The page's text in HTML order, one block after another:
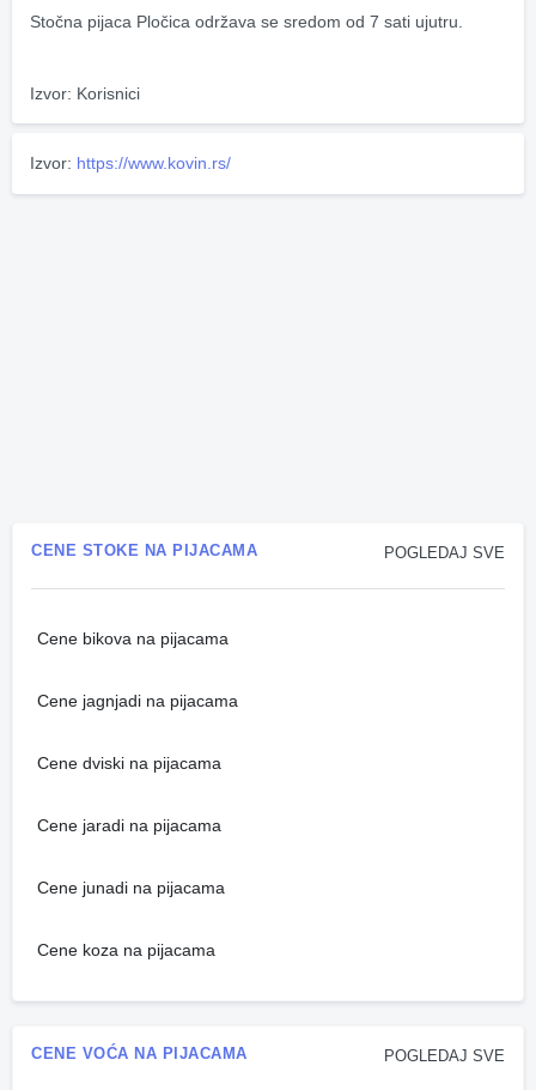
Stočna pijaca Pločica održava se sredom od 7 sati ujutru.
Izvor: Korisnici
Izvor: https://www.kovin.rs/
POGLEDAJ SVE
CENE STOKE NA PIJACAMA
Cene bikova na pijacama
Cene jagnjadi na pijacama
Cene dviski na pijacama
Cene jaradi na pijacama
Cene junadi na pijacama
Cene koza na pijacama
POGLEDAJ SVE
CENE VOĆA NA PIJACAMA